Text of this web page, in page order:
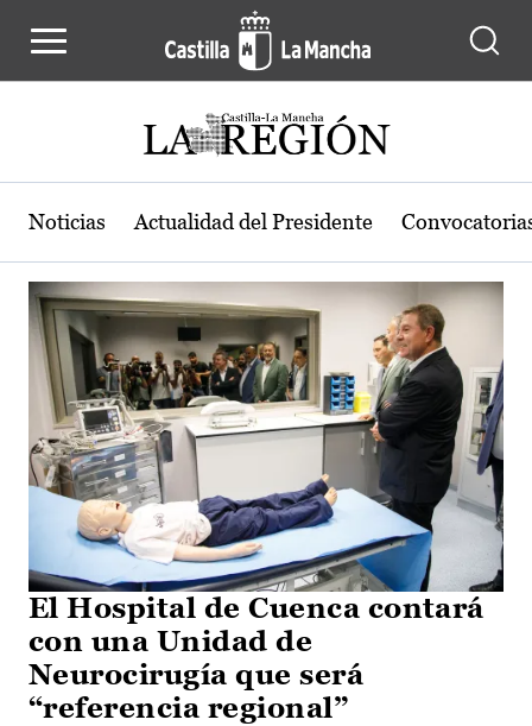
Actualidad de la región de Castilla-
Noticias Actualidad del Presidente
El Hospital de Cuenca contará
con una Unidad de
Neurocirugía que será
“referencia regional”